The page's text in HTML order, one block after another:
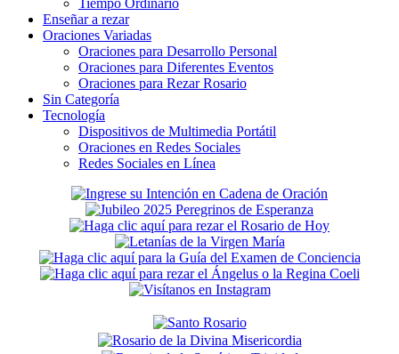
Enseñar a rezar
Oraciones Variadas
Oraciones para Desarrollo Personal
Oraciones para Diferentes Eventos
Oraciones para Rezar Rosario
Sin Categoría
Tecnología
Dispositivos de Multimedia Portátil
Oraciones en Redes Sociales
Redes Sociales en Línea
Secondary
Sidebar